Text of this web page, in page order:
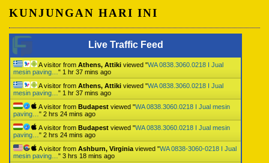
KUNJUNGAN HARI INI
Live Traffic Feed
A visitor from Athens, Attiki viewed "WA 0838.3060.0218 I Jual
mesin paving… " 1 hr 37 mins ago
A visitor from Athens, Attiki viewed "WA 0838.3060.0218 I Jual
mesin paving… " 1 hr 37 mins ago
A visitor from Budapest viewed "WA 0838.3060.0218 I Jual mesin
paving… " 2 hrs 24 mins ago
A visitor from Budapest viewed "WA 0838.3060.0218 I Jual mesin
paving… " 2 hrs 24 mins ago
A visitor from Ashburn, Virginia viewed "WA 0838-3060-0218 I Jual
mesin paving… " 3 hrs 18 mins ago